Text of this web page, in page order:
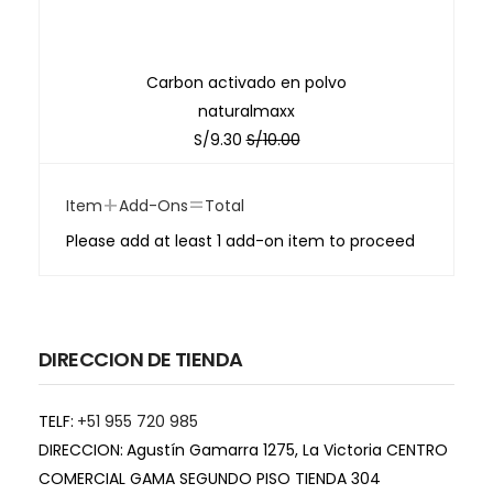
Carbon activado en polvo
naturalmaxx
S/9.30 S/10.00
Item+Add-Ons=Total
Please add at least 1 add-on item to proceed
DIRECCION DE TIENDA
TELF: +51 955 720 985
DIRECCION: Agustín Gamarra 1275, La Victoria CENTRO
COMERCIAL GAMA SEGUNDO PISO TIENDA 304